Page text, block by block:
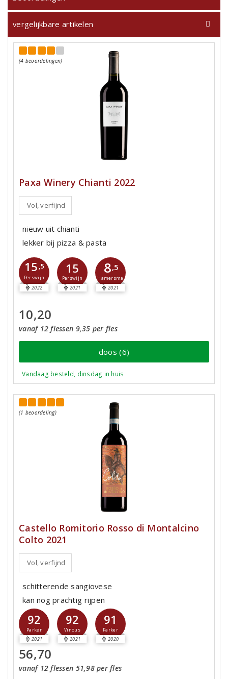
vergelijkbare artikelen
(4 beoordelingen)
Paxa Winery Chianti 2022
Vol, verfijnd
nieuw uit chianti
lekker bij pizza & pasta
15 ,5
Perswijn
2022
15
Perswijn
2021
8,5
Hamersma
2021
10,20
vanaf 12 flessen 9,35 per fles
doos (6)
Vandaag besteld, dinsdag in huis
(1 beoordeling)
Castello Romitorio Rosso di Montalcino
Colto 2021
Vol, verfijnd
schitterende sangiovese
kan nog prachtig rijpen
92
Parker
2021
92
Vinous
2021
91
Parker
2020
56,70
vanaf 12 flessen 51,98 per fles